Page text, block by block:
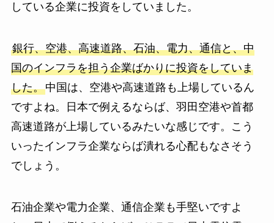
している企業に投資をしていました。
銀行、空港、高速道路、石油、電力、通信と、中
国のインフラを担う企業ばかりに投資をしていま
した。中国は、空港や高速道路も上場しているん
ですよね。日本で例えるならば、羽田空港や首都
高速道路が上場しているみたいな感じです。こう
いったインフラ企業ならば潰れる心配もなさそう
でしょう。
石油企業や電力企業、通信企業も手堅いですよ